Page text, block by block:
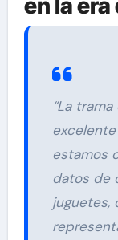
en la
“La
estamos
datos de
juguetes,